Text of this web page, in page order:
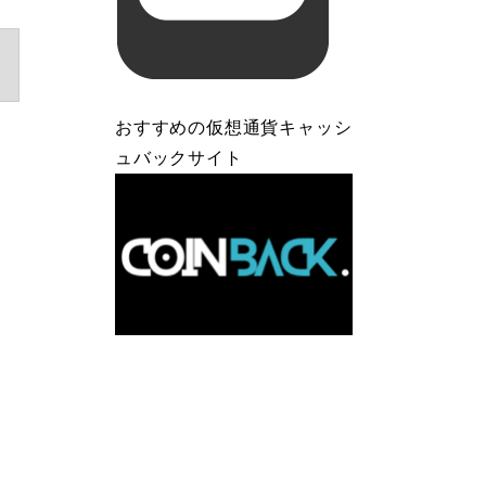
おすすめの仮想通貨キャッシ
ュバックサイト